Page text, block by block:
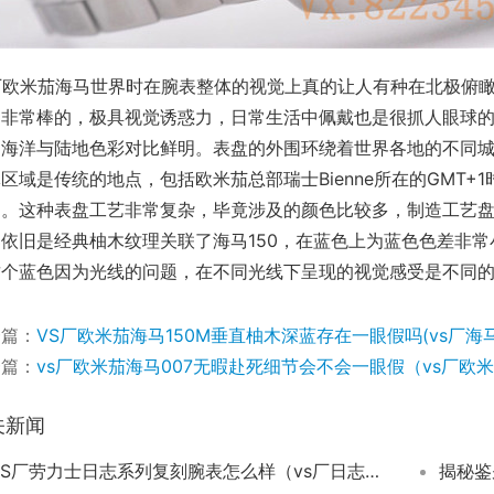
米茄海马世界时在腕表整体的视觉上真的让人有种在北极俯
常棒的，极具视觉诱惑力，日常生活中佩戴也是很抓人眼球
洋与陆地色彩对比鲜明。表盘的外围环绕着世界各地的不同
域是传统的地点，包括欧米茄总部瑞士Bienne所在的
这种表盘工艺非常复杂，毕竟涉及的颜色比较多，制造工艺
旧是经典柚木纹理关联了海马150，在蓝色上为蓝色色差非
蓝色因为光线的问题，在不同光线下呈现的视觉感受是不同
： VS厂欧米茄海马150M垂直柚木深蓝存在一眼假吗(vs厂海
： vs厂欧米茄海马007无暇赴死细节会不会一眼假（vs厂欧
新闻
VS厂劳力士日志系列复刻腕表怎么样（vs厂日志3235机芯表现如何） 揭秘